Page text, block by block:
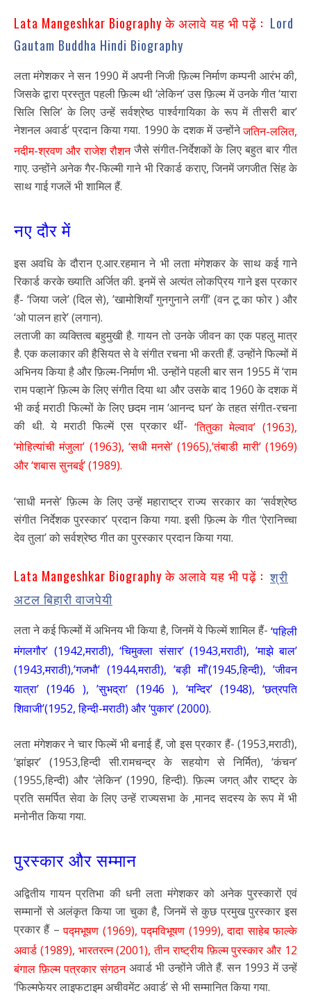
Lata Mangeshkar Biography के अलावे यह भी पढ़ें : Lord
Gautam Buddha Hindi Biography
लता मंगेशकर ने सन 1990 में अपनी निजी फ़िल्म निर्माण कम्पनी आरंभ की,
जिसके द्वारा प्रस्तुत पहली फ़िल्म थी ‘लेकिन’ उस फ़िल्म में उनके गीत ‘यारा
सिलि सिलि’ के लिए उन्हें सर्वश्रेष्ठ पार्श्वगायिका के रूप में तीसरी बार’
नेशनल अवार्ड’ प्रदान किया गया. 1990 के दशक में उन्होंनेजतिन-ललित,
नदीम-श्रवण और राजेश रौशनजैसे संगीत-निर्देशकों के लिए बहुत बार गीत
गाए. उन्होंने अनेक गैर-फिल्मी गाने भी रिकार्ड कराए, जिनमें जगजीत सिंह के
साथ गाई गजलें भी शामिल हैं.
नए दौर में
इस अवधि के दौरान ए.आर.रहमान ने भी लता मंगेशकर के साथ कई गाने
रिकार्ड करके ख्याति अर्जित की. इनमें से अत्यंत लोकप्रिय गाने इस प्रकार
हैं- ‘जिया जले’ (दिल से), ’खामोशियाँ गुनगुनाने लगीं’ (वन टू का फोर ) और
‘ओ पालन हारे’ (लगान).
लताजी का व्यक्तित्व बहुमुखी है. गायन तो उनके जीवन का एक पहलु मात्र
है. एक कलाकार की हैसियत से वे संगीत रचना भी करती हैं. उन्होंने फिल्मों में
अभिनय किया है और फ़िल्म-निर्माण भी. उन्होंने पहली बार सन 1955 में ‘राम
राम पव्हाने’ फ़िल्म के लिए संगीत दिया था और उसके बाद 1960 के दशक में
भी कई मराठी फिल्मों के लिए छदम नाम ‘आनन्द घन’ के तहत संगीत-रचना
की थी. ये मराठी फिल्में एस प्रकार थीं- ‘तितुका मेल्वाव’ (1963),
‘मोहित्यांची मंजुला’ (1963), ‘सधी मनसे’ (1965),’तंबाडी मारी’ (1969)
और ‘शबास सुनबई’ (1989).
‘साधी मनसे’ फ़िल्म के लिए उन्हें महाराष्ट्र राज्य सरकार का ‘सर्वश्रेष्ठ
संगीत निर्देशक पुरस्कार’ प्रदान किया गया. इसी फ़िल्म के गीत ‘ऐरानिच्चा
देव तुला’ को सर्वश्रेष्ठ गीत का पुरस्कार प्रदान किया गया.
Lata Mangeshkar Biography के अलावे यह भी पढ़ें :श्री
अटल बिहारी वाजपेयी
लता ने कई फिल्मों में अभिनय भी किया है, जिनमें ये फिल्में शामिल हैं- ‘पहिली
मंगलगौर’ (1942,मराठी), ‘चिमुक्ला संसार’ (1943,मराठी), ’माझे बाल’
(1943,मराठी),’गजभौ’ (1944,मराठी), ’बड़ी माँ’(1945,हिन्दी), ’जीवन
यात्रा’ (1946 ), ’सुभद्रा’ (1946 ), ‘मन्दिर’ (1948), ‘छत्रपति
शिवाजी’(1952, हिन्दी-मराठी) और ‘पुकार’ (2000).
लता मंगेशकर ने चार फिल्में भी बनाई हैं, जो इस प्रकार हैं- (1953,मराठी),
‘झांझर’ (1953,हिन्दी सी.रामचन्द्र के सहयोग से निर्मित), ‘कंचन’
(1955,हिन्दी) और ‘लेकिन’ (1990, हिन्दी). फ़िल्म जगत् और राष्ट्र के
प्रति समर्पित सेवा के लिए उन्हें राज्यसभा के ,मानद सदस्य के रूप में भी
मनोनीत किया गया.
पुरस्कार और सम्मान
अद्वितीय गायन प्रतिभा की धनी लता मंगेशकर को अनेक पुरस्कारों एवं
सम्मानों से अलंकृत किया जा चुका है, जिनमें से कुछ प्रमुख पुरस्कार इस
प्रकार हैं –पद्मभूषण (1969), पद्मविभूषण (1999), दादा साहेब फाल्के
अवार्ड (1989), भारतरत्न (2001), तीन राष्ट्रीय फ़िल्म पुरस्कार और 12
बंगाल फ़िल्म पत्रकार संगठनअवार्ड भी उन्होंने जीते हैं. सन 1993 में उन्हें
‘फिल्मफेयर लाइफटाइम अचीवमेंट अवार्ड’ से भी सम्मानित किया गया.